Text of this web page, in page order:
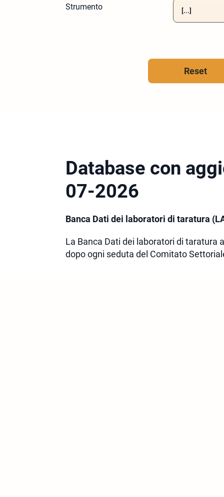
Strumento
Reset
Database con
07-2026
Banca Dati dei laboratori di taratura
La Banca Dati dei laboratori di taratura
dopo ogni seduta del Comitato